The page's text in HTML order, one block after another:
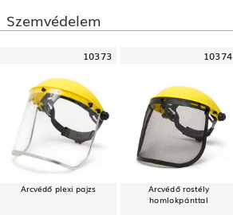
Szemvédelem
10373
Arcvédő plexi pajzs
10374
Arcvédő rostély
homlokpánttal